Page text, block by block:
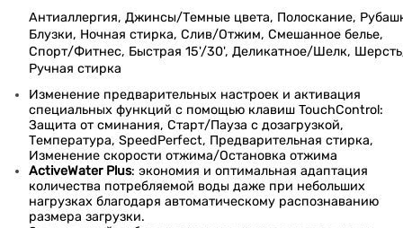
Антиаллергия, Джинсы/Темные цвета, Полоскание,
Блузки, Ночная стирка, Слив/Отжим, Смешанное белье,
Спорт/Фитнес, Быстрая 15'/30', Деликатное/Шелк,
Ручная стирка
Изменение предварительных настроек и активация
специальных функций с помощью клавиш TouchControl:
Защита от сминания, Старт/Пауза с дозагрузкой,
Температура, SpeedPerfect, Предварительная стирка,
Изменение скорости отжима/Остановка отжима
ActiveWater Plus: экономия и оптимальная адаптация
количества потребляемой воды даже при небольших
нагрузках благодаря автоматическому распознаванию
размера загрузки.